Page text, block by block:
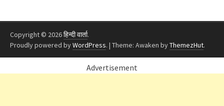
Copyright © 2026हिन्दी वार्ता.
Proudly powered byWordPress. | Theme: Awaken byThemezHut.
Advertisement